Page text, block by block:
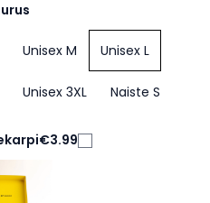
Unisex M Unisex L
Unisex 3XL Naiste S
€3.99